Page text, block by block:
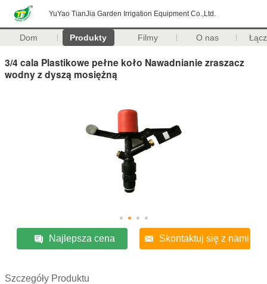
YuYao TianJia Garden Irrigation Equipment Co.,Ltd.
Dom Produkty Filmy O nas
3/4 cala Plastikowe pełne koło Nawadnianie zraszacz
wodny z dyszą mosiężną
Najlepsza cena Skontaktuj się z nami
Szczegóły Produktu